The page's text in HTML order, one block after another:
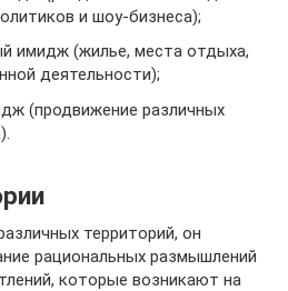
и шоу-бизнеса);
имидж (жилье, места отдыха,
деятельности);
(продвижение различных
территорий, он
рациональных размышлений
которые возникают на